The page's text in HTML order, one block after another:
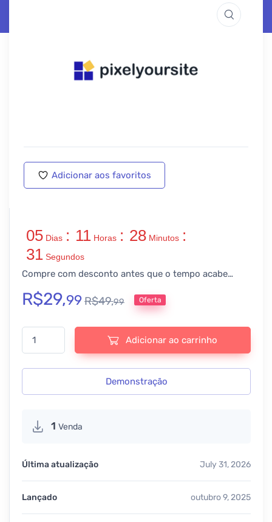
Adicionar aos favoritos
05 Dias : 11 Horas : 28 Minutos :
31 Segundos
Compre com desconto antes que o tempo acabe…
R$29,99R$49,99 Oferta
Pixel Your Site | Product Catalog Feed Pro - v5.9.1 quantidade
Adicionar ao carrinho
Demonstração
1 Venda
Última atualização July 31, 2026
Lançado outubro 9, 2025